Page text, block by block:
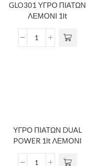
GLO301 ΥΓΡΟ ΠΙΑΤΩΝ
ΛΕΜΟΝΙ 1lt
ΥΓΡΟ ΠΙΑΤΩΝ DUAL
POWER 1lt ΛΕΜΟΝΙ